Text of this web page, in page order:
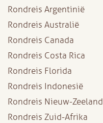
Rondreis Argentinië
Rondreis Australië
Rondreis Canada
Rondreis Costa Rica
Rondreis Florida
Rondreis Indonesië
Rondreis Nieuw-Zeeland
Rondreis Zuid-Afrika